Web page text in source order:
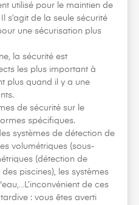
utilisé pour le maintien de
s’agit de la seule sécurité
une sécurisation plus
la sécurité est
les plus important à
plus quand il y a une
de sécurité sur le
spécifiques.
systèmes de détection de
volumétriques (sous-
(détection de
piscines), les systèmes
de ces
: vous êtes averti